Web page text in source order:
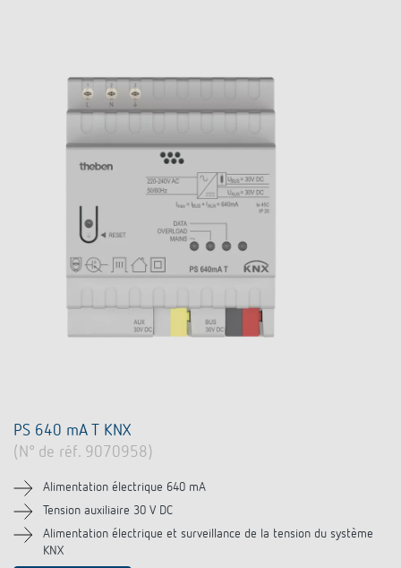
PS 640 mA T KNX
(N° de réf. 9070958)
Alimentation électrique 640 mA
Tension auxiliaire 30 V DC
Alimentation électrique et surveillance de la tension du système
KNX